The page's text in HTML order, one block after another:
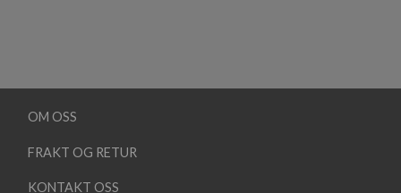
OM OSS
FRAKT OG RETUR
KONTAKT OSS